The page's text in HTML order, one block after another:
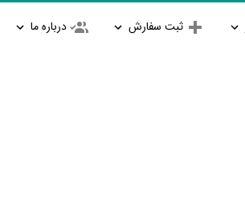
ثبت سفارش درباره ما